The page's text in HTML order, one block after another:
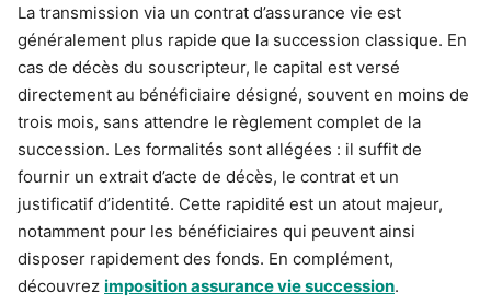
La transmission via un contrat d’assurance vie est
généralement plus rapide que la succession classique. En
cas de décès du souscripteur, le capital est versé
directement au bénéficiaire désigné, souvent en moins de
trois mois, sans attendre le règlement complet de la
succession. Les formalités sont allégées : il suffit de
fournir un extrait d’acte de décès, le contrat et un
justificatif d’identité. Cette rapidité est un atout majeur,
notamment pour les bénéficiaires qui peuvent ainsi
disposer rapidement des fonds. En complément,
découvrez imposition assurance vie succession.